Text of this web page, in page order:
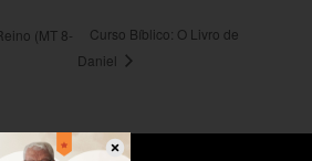
(MT 8-
Curso Bíblico: O Livro de
Daniel